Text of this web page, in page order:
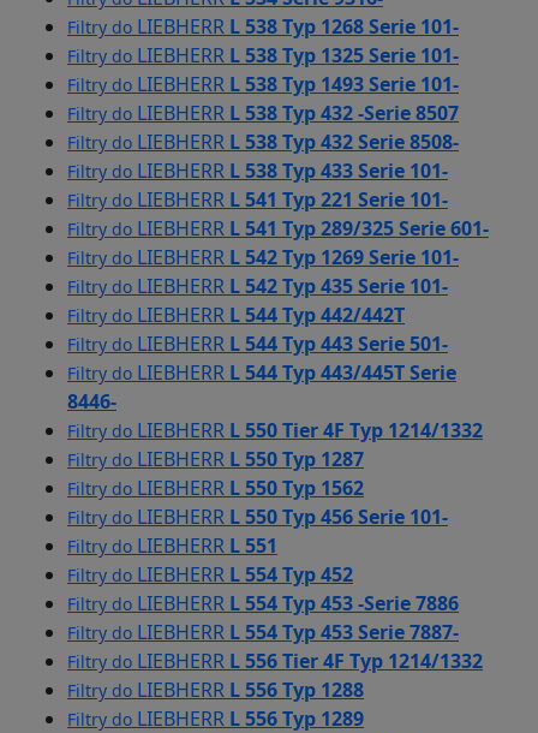
Filtry do LIEBHERR L 538 Typ 1268 Serie 101-
Filtry do LIEBHERR L 538 Typ 1325 Serie 101-
Filtry do LIEBHERR L 538 Typ 1493 Serie 101-
Filtry do LIEBHERR L 538 Typ 432 -Serie 8507
Filtry do LIEBHERR L 538 Typ 432 Serie 8508-
Filtry do LIEBHERR L 538 Typ 433 Serie 101-
Filtry do LIEBHERR L 541 Typ 221 Serie 101-
Filtry do LIEBHERR L 541 Typ 289/325 Serie 601-
Filtry do LIEBHERR L 542 Typ 1269 Serie 101-
Filtry do LIEBHERR L 542 Typ 435 Serie 101-
Filtry do LIEBHERR L 544 Typ 442/442T
Filtry do LIEBHERR L 544 Typ 443 Serie 501-
Filtry do LIEBHERR L 544 Typ 443/445T Serie
8446-
Filtry do LIEBHERR L 550 Tier 4F Typ 1214/1332
Filtry do LIEBHERR L 550 Typ 1287
Filtry do LIEBHERR L 550 Typ 1562
Filtry do LIEBHERR L 550 Typ 456 Serie 101-
Filtry do LIEBHERR L 551
Filtry do LIEBHERR L 554 Typ 452
Filtry do LIEBHERR L 554 Typ 453 -Serie 7886
Filtry do LIEBHERR L 554 Typ 453 Serie 7887-
Filtry do LIEBHERR L 556 Tier 4F Typ 1214/1332
Filtry do LIEBHERR L 556 Typ 1288
Filtry do LIEBHERR L 556 Typ 1289